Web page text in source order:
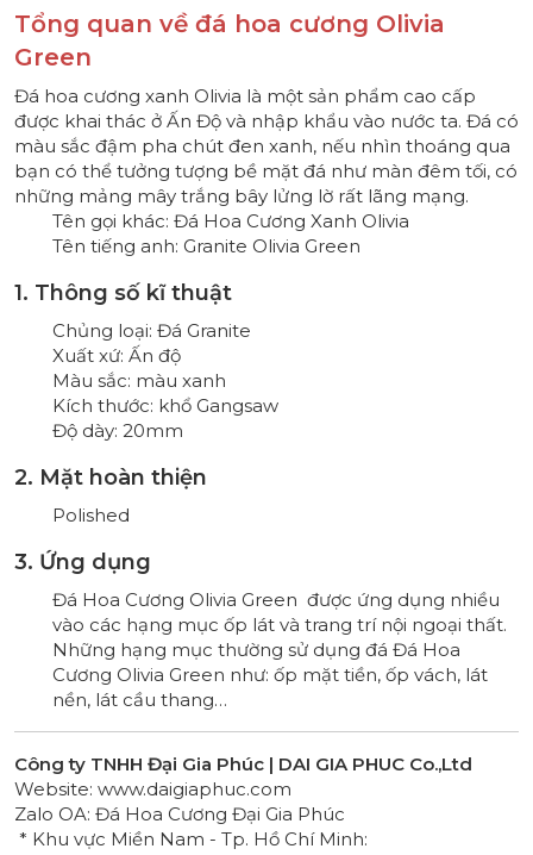
Tổng quan về đá hoa cương Olivia
Green
Đá hoa cương xanh Olivia là một sản phẩm cao cấp
được khai thác ở Ấn Độ và nhập khẩu vào nước ta. Đá có
màu sắc đậm pha chút đen xanh, nếu nhìn thoáng qua
bạn có thể tưởng tượng bề mặt đá như màn đêm tối, có
những mảng mây trắng bây lửng lờ rất lãng mạng.
Tên gọi khác: Đá Hoa Cương Xanh Olivia
Tên tiếng anh: Granite Olivia Green
1. Thông số kĩ thuật
Chủng loại: Đá Granite
Xuất xứ: Ấn độ
Màu sắc: màu xanh
Kích thước: khổ Gangsaw
Độ dày: 20mm
2. Mặt hoàn thiện
Polished
3. Ứng dụng
Đá Hoa Cương Olivia Green được ứng dụng nhiều
vào các hạng mục ốp lát và trang trí nội ngoại thất.
Những hạng mục thường sử dụng đá Đá Hoa
Cương Olivia Green như: ốp mặt tiền, ốp vách, lát
nền, lát cầu thang…
Công ty TNHH Đại Gia Phúc | DAI GIA PHUC Co.,Ltd
Website: www.daigiaphuc.com
Zalo OA: Đá Hoa Cương Đại Gia Phúc
* Khu vực Miền Nam - Tp. Hồ Chí Minh: